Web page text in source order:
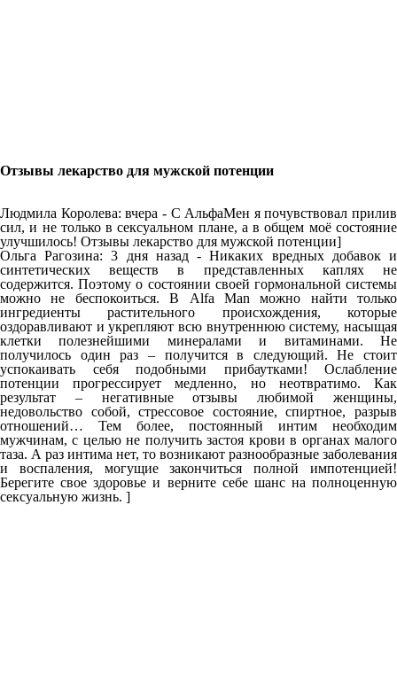
Отзывы лекарство для мужской потенции
Людмила Королева: вчера - С АльфаМен я почувствовал прилив
сил, и не только в сексуальном плане, а в общем моё состояние
улучшилось! Отзывы лекарство для мужской потенции]
Ольга Рагозина: 3 дня назад - Никаких вредных добавок и
синтетических веществ в представленных каплях не
содержится. Поэтому о состоянии своей гормональной системы
можно не беспокоиться. В Alfa Man можно найти только
ингредиенты растительного происхождения, которые
оздоравливают и укрепляют всю внутреннюю систему, насыщая
клетки полезнейшими минералами и витаминами. Не
получилось один раз – получится в следующий. Не стоит
успокаивать себя подобными прибаутками! Ослабление
потенции прогрессирует медленно, но неотвратимо. Как
результат – негативные отзывы любимой женщины,
недовольство собой, стрессовое состояние, спиртное, разрыв
отношений… Тем более, постоянный интим необходим
мужчинам, с целью не получить застоя крови в органах малого
таза. А раз интима нет, то возникают разнообразные заболевания
и воспаления, могущие закончиться полной импотенцией!
Берегите свое здоровье и верните себе шанс на полноценную
сексуальную жизнь. ]